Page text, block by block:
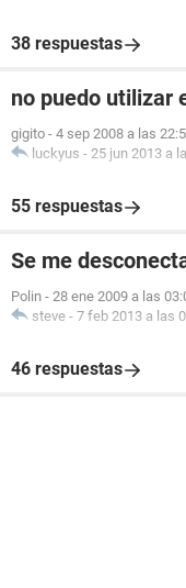
38 respuestas
no puedo utilizar
gigito - 4 sep 2008 a las
luckyus - 25 jun 2013 a
55 respuestas
Se me
Polin - 28 ene 2009 a las
steve - 7 feb 2013 a las
46 respuestas